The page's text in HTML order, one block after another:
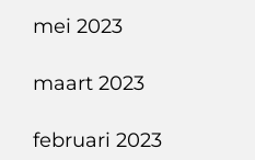
mei 2023
maart 2023
februari 2023